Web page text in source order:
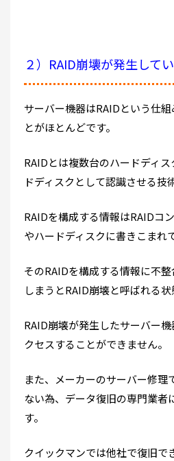
２）RAID崩壊が発生して
サーバー機器はRAIDという仕
とがほとんどです。
RAIDとは複数台のハードディ
ドディスクとして認識させる技
RAIDを構成する情報はRAIDコ
やハードディスクに書きこまれ
そのRAIDを構成する情報に不
しまうとRAID崩壊と呼ばれる状
RAID崩壊が発生したサーバー
クセスすることができません。
また、メーカーのサーバー修理
ない為、データ復旧の専門業者
す。
クイックマンでは他社で復旧で